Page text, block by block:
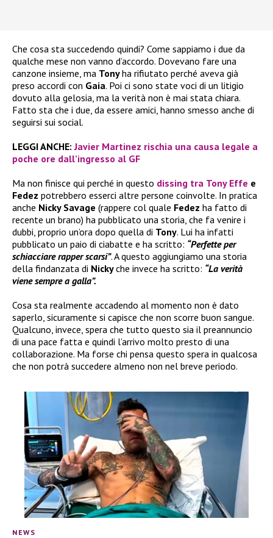
Che cosa sta succedendo quindi? Come sappiamo i due da
qualche mese non vanno d’accordo. Dovevano fare una
canzone insieme, ma Tonyha rifiutato perché aveva già
preso accordi con Gaia. Poi ci sono state voci di un litigio
dovuto alla gelosia, ma la verità non è mai stata chiara.
Fatto sta che i due, da essere amici, hanno smesso anche di
seguirsi sui social.
LEGGI ANCHE:Javier Martinez rischia una causa legale a
poche ore dall’ingresso al GF
Ma non finisce qui perché in questo dissing tra Tony Effe e
Fedez potrebbero esserci altre persone coinvolte. In pratica
anche Nicky Savage (rappere col quale Fedez ha fatto di
recente un brano) ha pubblicato una storia, che fa venire i
dubbi, proprio un’ora dopo quella di Tony. Lui ha infatti
pubblicato un paio di ciabatte e ha scritto: “Perfette per
schiacciare rapper scarsi”. A questo aggiungiamo una storia
della findanzata di Nickyche invece ha scritto: “La verità
viene sempre a galla”.
Cosa sta realmente accadendo al momento non è dato
saperlo, sicuramente si capisce che non scorre buon sangue.
Qualcuno, invece, spera che tutto questo sia il preannuncio
di una pace fatta e quindi l’arrivo molto presto di una
collaborazione. Ma forse chi pensa questo spera in qualcosa
che non potrà succedere almeno non nel breve periodo.
NEWS